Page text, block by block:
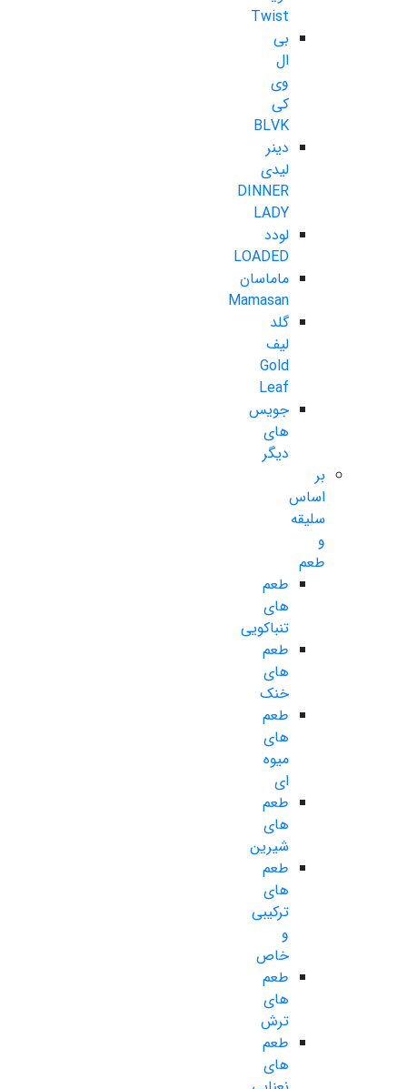
Twist
بی
ال
وی
کی
BLVK
دینر
لیدی
DINNER
LADY
لودد
LOADED
ماماسان
Mamasan
گلد
لیف
Gold
Leaf
جویس
های
دیگر
بر
اساس
سلیقه
و
طعم
طعم
های
تنباکویی
طعم
های
خنک
طعم
های
میوه
ای
طعم
های
شیرین
طعم
های
ترکیبی
و
خاص
طعم
های
ترش
طعم
های